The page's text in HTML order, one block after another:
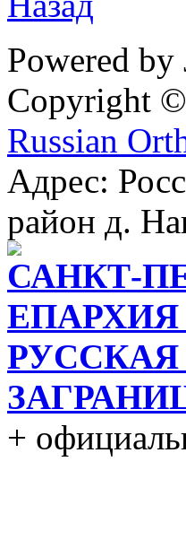
Powered
Copyright
Russian
Адрес:
район д.
САНКТ-
ЕПАРХИЯ
+